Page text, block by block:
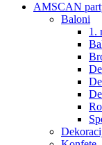
AMSCAN
Baloni
1.